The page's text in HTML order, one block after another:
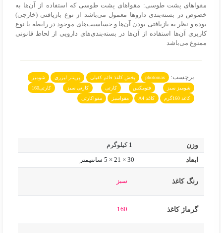
مقواهای پشت طوسی: مقواهای پشت طوسی که استفاده از آن‌ها به
خصوص در بسته‌بندی داروها معمول می‌باشد از نوع بازیافتی (خارجی)
بوده و نظر به بازیافتی بودن آن‌ها و حساسیت‌های موجود در رابطه با نوع
کاربری آن‌ها استفاده از آن‌ها در بسته‌بندی‌های دارویی از لحاظ قانونی
ممنوع می‌باشد
برچسب: photomax پخش کاغذ قائم کفیلی پرینتر لیزری
شومیز
شومیز سبز
فتومکس کارتی کارتی سبز
کارتی160
کاغذ 160گرم
کاغذ A4 مقواسبز مقواکارتی
وزن 1 کیلوگرم
ابعاد 30 × 21 × 5 سانتیمتر
رنگ کاغذ سبز
گرماژ کاغذ 160